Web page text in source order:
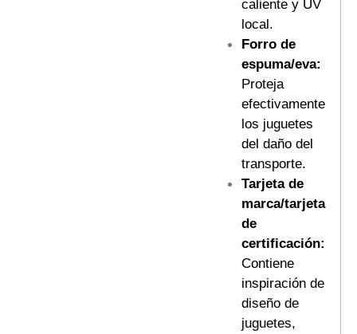
caliente y UV
local.
Forro de
espuma/eva:
Proteja
efectivamente
los juguetes
del daño del
transporte.
Tarjeta de
marca/tarjeta
de
certificación:
Contiene
inspiración de
diseño de
juguetes,